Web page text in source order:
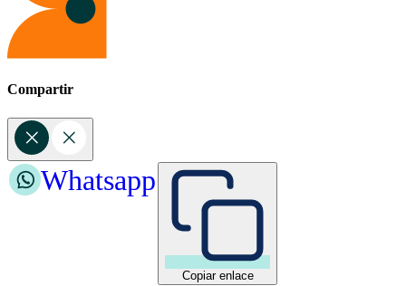
Compartir
Copiar enlace
Whatsapp